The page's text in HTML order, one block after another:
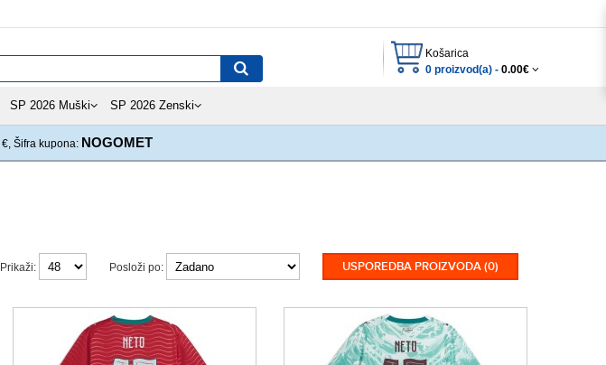
Košarica
0 proizvod(a) - 0.00€
SP 2026 Muški SP 2026 Zenski
€, Šifra kupona: NOGOMET
USPOREDBA PROIZVODA (0)
Posloži po:
Prikaži: